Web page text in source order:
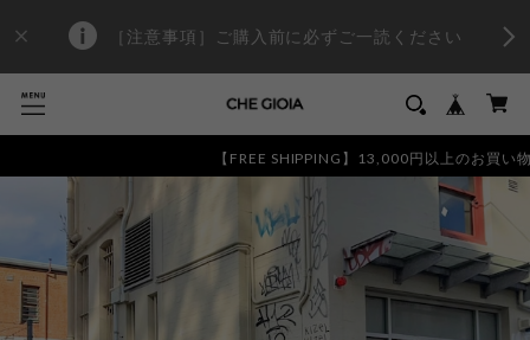
［注意事項］ご購入前に必ずご一読ください
【FREE SHIPPING】13,000円以上のお買い物で